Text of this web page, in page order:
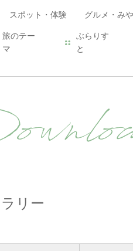
スポット・体験 グルメ・み
旅のテー
マ
ぶらりす
と
リー